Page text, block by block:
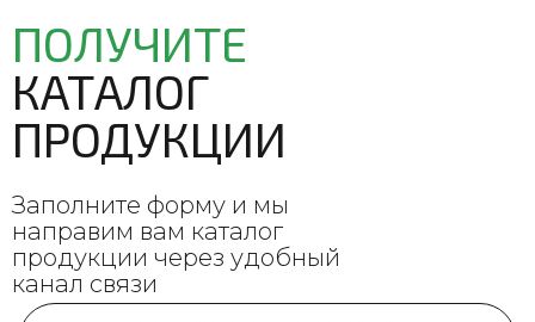
Заполните форму и мы
направим вам каталог
продукции через удобный
канал связи
ПОЛУЧИТЕ
КАТАЛОГ
ПРОДУКЦИИ